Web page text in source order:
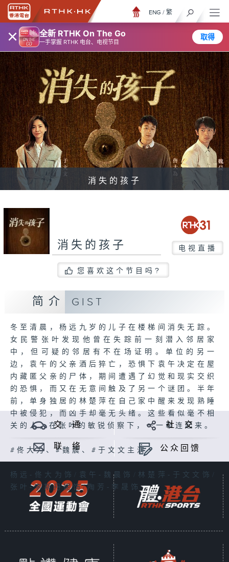
× 全新 RTHK On The Go
一手掌握 RTHK 电台、电视节目
取得
ENG / 繁
消失的孩子
消失的孩子 电视直播
您喜欢这个节目吗?
简介 GIST
冬至清晨，杨远九岁的儿子在楼梯间消失无踪。
女民警张叶发现他曾在失踪前一刻潜入邻居家
中，但可疑的邻居有不在场证明。单位的另一
边，袁午的父亲酒后猝亡，恐惧下袁午决定在屋
内藏匿父亲的尸体，期间遭遇了幻觉和现实交织
的恐惧，而又在无意间触及了另一个谜团。半年
前，单身独居的林楚萍在自己家中醒来发现熟睡
中被侵犯，而凶手却毫无头绪。这些看似毫不相
关的人，在张叶的敏锐侦察下，一一牵连起来。
#佟大为、#魏晨、#于文文主演
杨远-佟大为饰/袁午-魏晨饰/林楚萍-于文文饰/
张叶-李斯丹妮饰/陶芳-李晟饰
交 通 社 交
联 络 公众回馈